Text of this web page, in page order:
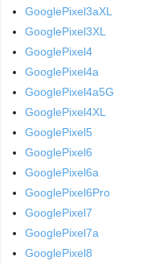
GooglePixel3aXL
GooglePixel3XL
GooglePixel4
GooglePixel4a
GooglePixel4a5G
GooglePixel4XL
GooglePixel5
GooglePixel6
GooglePixel6a
GooglePixel6Pro
GooglePixel7
GooglePixel7a
GooglePixel8